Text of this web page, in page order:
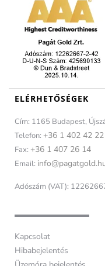
ELÉRHETŐSÉGEK
Cím: 1165 Budapest,
Telefon: +36 1 402 42 22
Fax: +36 1 407 26 14
Email:
Adószám (VAT):
Kapcsolat
Hibabejelentés